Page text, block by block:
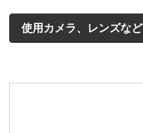
使用カメラ、レンズなど